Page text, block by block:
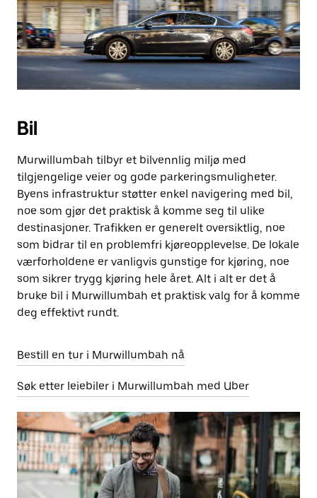
Bil
Murwillumbah tilbyr et bilvennlig miljø med
tilgjengelige veier og gode parkeringsmuligheter.
Byens infrastruktur støtter enkel navigering med bil,
noe som gjør det praktisk å komme seg til ulike
destinasjoner. Trafikken er generelt oversiktlig, noe
som bidrar til en problemfri kjøreopplevelse. De lokale
værforholdene er vanligvis gunstige for kjøring, noe
som sikrer trygg kjøring hele året. Alt i alt er det å
bruke bil i Murwillumbah et praktisk valg for å komme
deg effektivt rundt.
Bestill en tur i Murwillumbah nå
Søk etter leiebiler i Murwillumbah med Uber